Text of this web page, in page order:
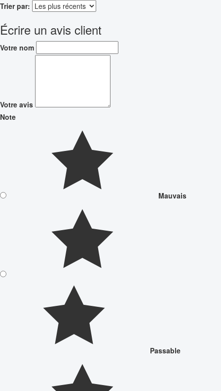
Trier par:
Écrire un avis client
Votre nom
Votre avis
Note
Mauvais
Passable